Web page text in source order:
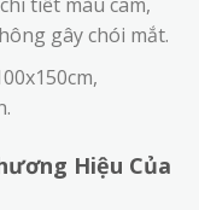
gây chói mắt.
Hiệu Của